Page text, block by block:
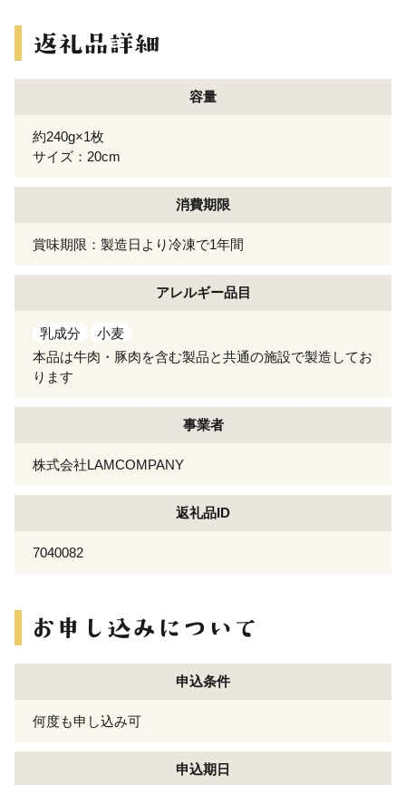
容量
約240g×1枚
サイズ：20cm
消費期限
賞味期限：製造日より冷凍で1年間
アレルギー品目
乳成分
小麦
本品は牛肉・豚肉を含む製品と共通の施設で製造してお
ります
事業者
株式会社LAMCOMPANY
返礼品ID
7040082
申込条件
何度も申し込み可
申込期日